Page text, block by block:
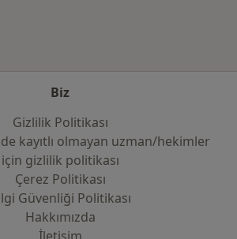
Biz
Gizlilik Politikası
kayıtlı olmayan uzman/hekimler
i̇çin gizlilik politikası
Çerez Politikası
Güvenliği Politikası
Hakkımızda